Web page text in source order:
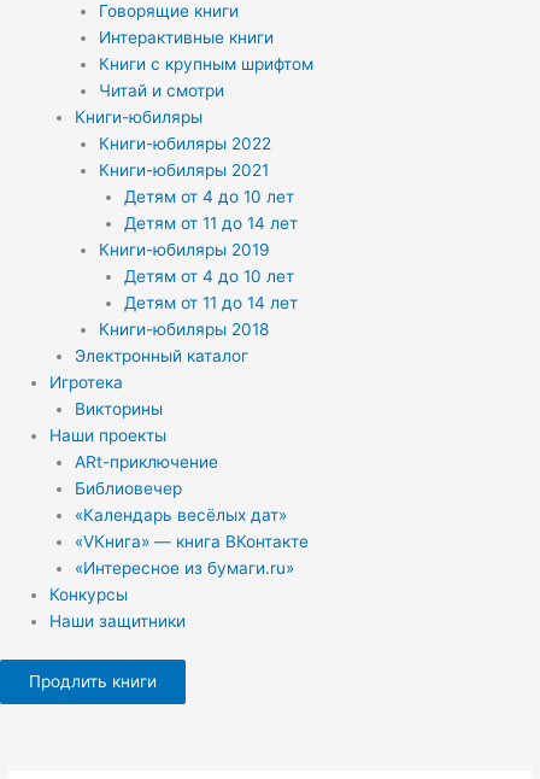
Говорящие книги
Интерактивные книги
Книги с крупным шрифтом
Читай и смотри
Книги-юбиляры
Книги-юбиляры 2022
Книги-юбиляры 2021
Детям от 4 до 10 лет
Детям от 11 до 14 лет
Книги-юбиляры 2019
Детям от 4 до 10 лет
Детям от 11 до 14 лет
Книги-юбиляры 2018
Электронный каталог
Игротека
Викторины
Наши проекты
ARt-приключение
Библиовечер
«Календарь весёлых дат»
«VКнига» — книга ВКонтакте
«Интересное из бумаги.ru»
Конкурсы
Наши защитники
Продлить книги